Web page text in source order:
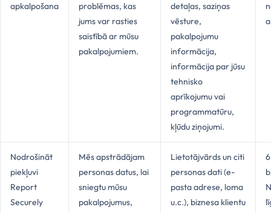
apkalpošana
problēmas, kas
jums var rasties
saistībā ar mūsu
pakalpojumiem.
detaļas, saziņas
vēsture,
pakalpojumu
informācija,
informācija par jūsu
tehnisko
aprīkojumu vai
programmatūru,
kļūdu ziņojumi.
Nodrošināt
piekļuvi
Report
Securely
Mēs apstrādājam
personas datus, lai
sniegtu mūsu
pakalpojumus,
Lietotājvārds un citi
personas dati (e-
pasta adrese, loma
u.c.), biznesa klientu